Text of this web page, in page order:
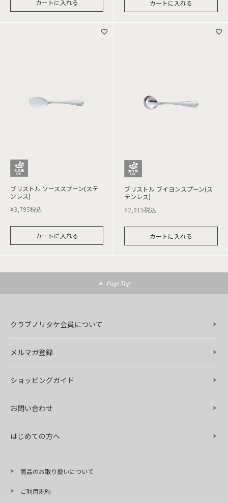
カートに入れる カートに入れる
ブリストル ソーススプーン(ステ
ンレス)
¥3,795税込
カートに入れる
ブリストル ブイヨンスプーン(ス
テンレス)
¥2,915税込
カートに入れる
Page Top
クラブノリタケ会員について
メルマガ登録
ショッピングガイド
お問い合わせ
はじめての方へ
商品のお取り扱いについて
ご利用規約